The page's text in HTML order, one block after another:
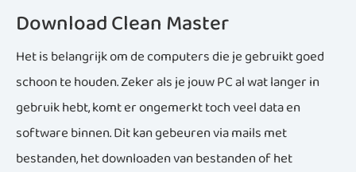
Download Clean Master
Het is belangrijk om de computers die je gebruikt goed
schoon te houden. Zeker als je jouw PC al wat langer in
gebruik hebt, komt er ongemerkt toch veel data en
software binnen. Dit kan gebeuren via mails met
bestanden, het downloaden van bestanden of het